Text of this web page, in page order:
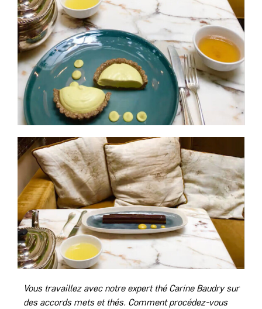
Vous travaillez avec notre expert thé Carine Baudry sur
des accords mets et thés. Comment procédez-vous